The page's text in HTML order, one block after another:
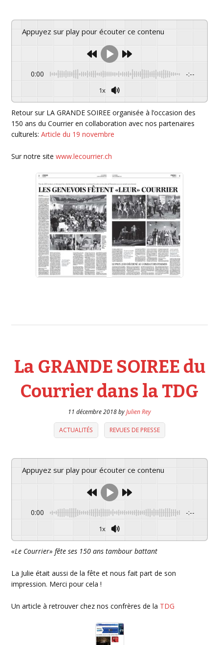
Musique
Théâtre / Danse
Nos dossiers et articles
Medias
Informations pratiques
Partenaires
Appuyez sur play pour écouter ce contenu
0:00 -:--
1x
Retour sur LA GRANDE SOIREE organisée à l’occasion des
150 ans du Courrier en collaboration avec nos partenaires
culturels: Article du 19 novembre
Sur notre site www.lecourrier.ch
La GRANDE SOIREE du
Courrier dans la TDG
11 décembre 2018byJulien Rey
ACTUALITÉS REVUES DE PRESSE
Appuyez sur play pour écouter ce contenu
0:00 -:--
1x
«Le Courrier» fête ses 150 ans tambour battant
La Julie était aussi de la fête et nous fait part de son
impression. Merci pour cela !
Un article à retrouver chez nos confrères de la TDG